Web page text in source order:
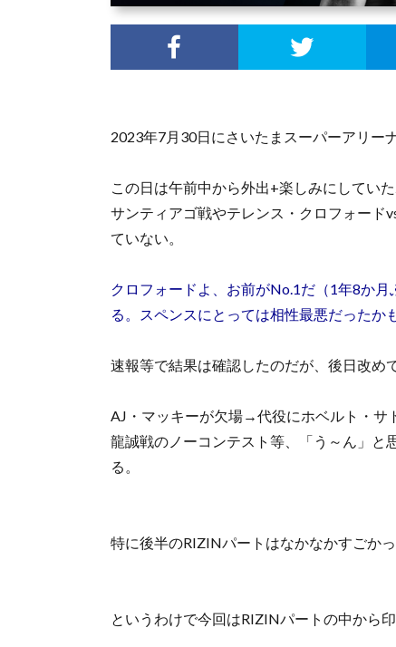
2023年7月30日にさいたまスーパーアリー
この日は午前中から外出+楽しみにしてい
サンティアゴ戦やテレンス・クロフォード
ていない。
クロフォードよ、お前がNo.1だ（1年8か
る。スペンスにとっては相性最悪だったか
速報等で結果は確認したのだが、後日改め
AJ・マッキーが欠場→代役にホベルト・
龍誠戦のノーコンテスト等、「う～ん」と
る。
特に後半のRIZINパートはなかなかすごかっ
というわけで今回はRIZINパートの中から